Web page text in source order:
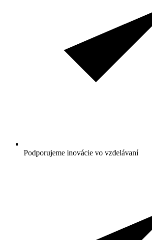
Podporujeme inovácie vo vzdelávaní